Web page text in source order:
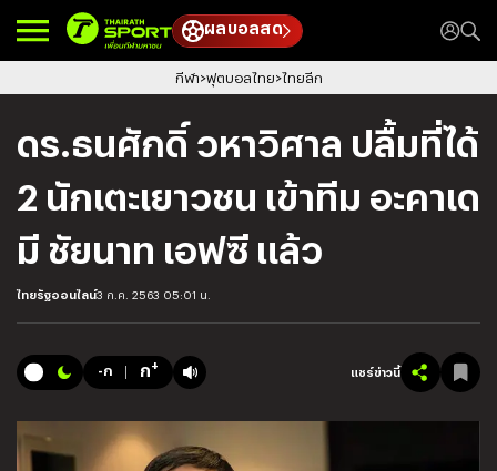
ผลบอลสด
กีฬา ฟุตบอลไทย ไทยลีก
ดร.ธนศักดิ์ วหาวิศาล ปลื้มที่ได้
2 นักเตะเยาวชน เข้าทีม อะคาเด
มี ชัยนาท เอฟซี แล้ว
ไทยรัฐออนไลน์3 ก.ค. 2563 05:01 น.
-ก ก+ แชร์ข่าวนี้